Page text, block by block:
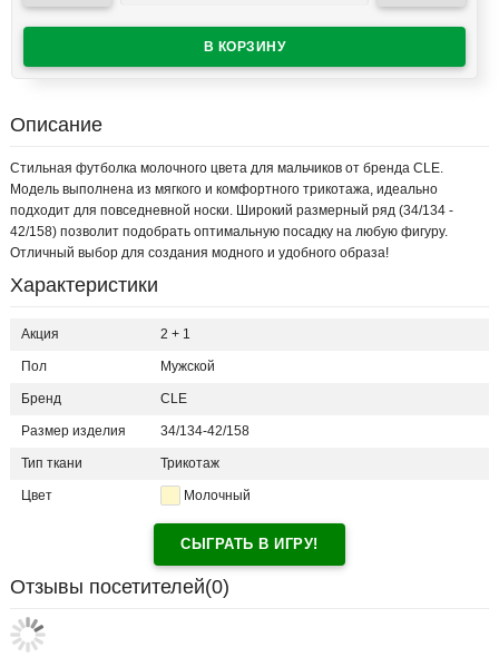
Описание
Стильная футболка молочного цвета для мальчиков от бренда CLE.
Модель выполнена из мягкого и комфортного трикотажа, идеально
подходит для повседневной носки. Широкий размерный ряд (34/134 -
42/158) позволит подобрать оптимальную посадку на любую фигуру.
Отличный выбор для создания модного и удобного образа!
Характеристики
Акция 2 + 1
Пол Мужской
Бренд CLE
Размер изделия 34/134-42/158
Тип ткани Трикотаж
Цвет Молочный
СЫГРАТЬ В ИГРУ!
Отзывы посетителей(0)